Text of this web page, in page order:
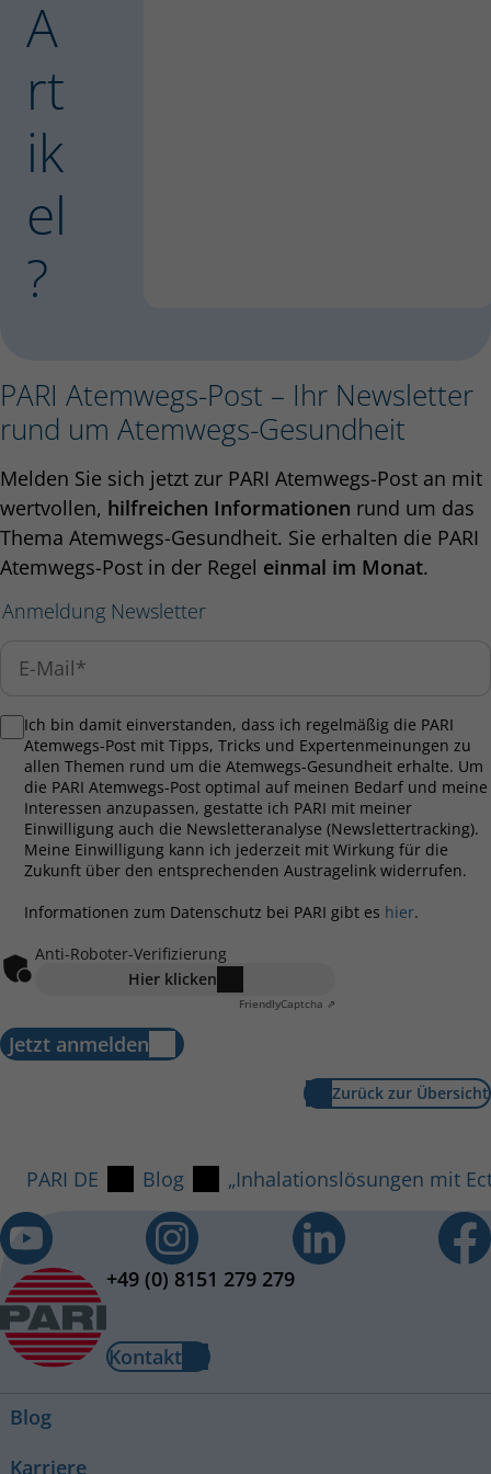
A
rt
ik
el
?
PARI Atemwegs-Post – Ihr Newsletter
rund um Atemwegs-Gesundheit
Melden Sie sich jetzt zur PARI Atemwegs-Post an mit
wertvollen, hilfreichen Informationen rund um das
Thema Atemwegs-Gesundheit. Sie erhalten die PARI
Atemwegs-Post in der Regel einmal im Monat.
Anmeldung Newsletter
Ich bin damit einverstanden, dass ich regelmäßig die PARI
Atemwegs-Post mit Tipps, Tricks und Expertenmeinungen zu
allen Themen rund um die Atemwegs-Gesundheit erhalte. Um
die PARI Atemwegs-Post optimal auf meinen Bedarf und meine
Interessen anzupassen, gestatte ich PARI mit meiner
Einwilligung auch die Newsletteranalyse (Newslettertracking).
Meine Einwilligung kann ich jederzeit mit Wirkung für die
Zukunft über den entsprechenden Austragelink widerrufen.
Informationen zum Datenschutz bei PARI gibt es hier.
Anti-Roboter-Verifizierung
Hier klicken
FriendlyCaptcha ⇗
Jetzt anmelden
Zurück zur Übersicht
PARI DE Blog „Inhalationslösungen mit
+49 (0) 8151 279 279
Kontakt
Blog
Karriere